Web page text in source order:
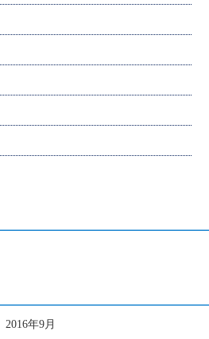
2016年9月